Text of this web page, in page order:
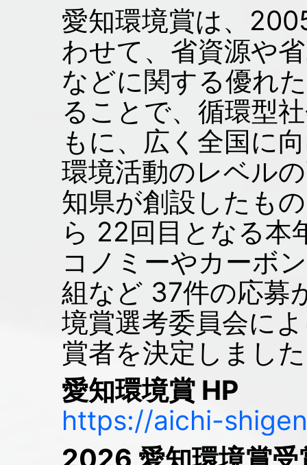
愛知環境賞は、
わせて、省資源や
などに関する優れ
ることで、循環型
もに、広く全国に
環境活動のレベル
知県が創設したも
ら 22回目となる本
コノミーやカーボ
組など 37件の応募
境賞選考委員会に
賞者を決定しまし
愛知環境賞 HP
https://aichi-
2026 愛知環境賞受